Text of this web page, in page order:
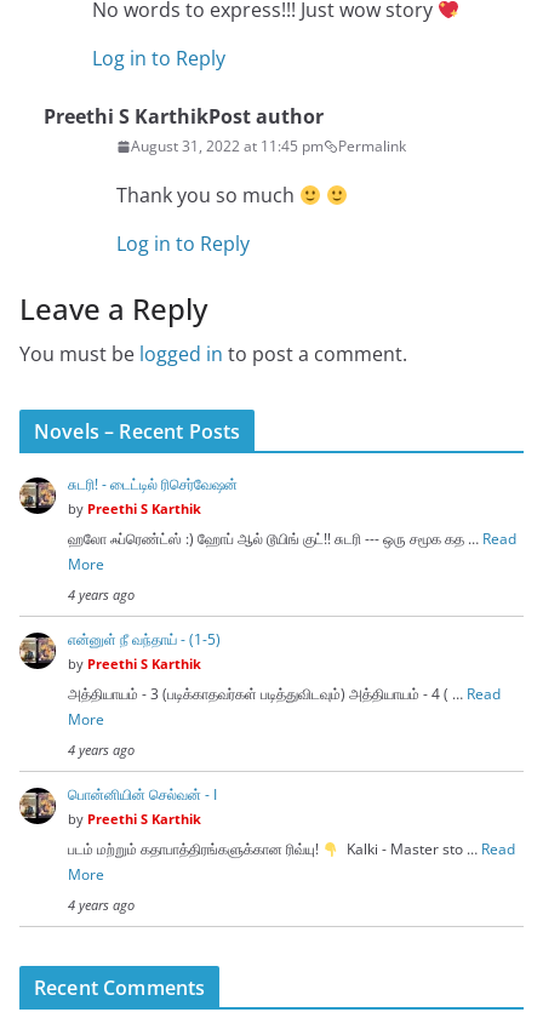
No words to express!!! Just wow story
Log in to Reply
Preethi S KarthikPost author
August 31, 2022 at 11:45 pm Permalink
Thank you so much
Log in to Reply
Leave a Reply
You must be logged in to post a comment.
Novels – Recent Posts
சுடரி! - டைட்டில் ரிசெர்வேஷன்
by Preethi S Karthik
ஹலோ ஃப்ரெண்ட்ஸ் :) ஹோப் ஆல் டூயிங் குட்!! சுடரி --- ஒரு சமூக கத … Read
More
4 years ago
என்னுள் நீ வந்தாய் - (1-5)
by Preethi S Karthik
அத்தியாயம் - 3 (படிக்காதவர்கள் படித்துவிடவும்) அத்தியாயம் - 4 ( … Read
More
4 years ago
பொன்னியின் செல்வன் - I
by Preethi S Karthik
படம் மற்றும் கதாபாத்திரங்களுக்கான ரிவ்யு! Kalki - Master sto … Read
More
4 years ago
Recent Comments